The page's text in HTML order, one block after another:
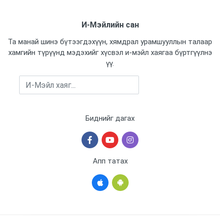
И-Мэйлийн сан
Та манай шинэ бүтээгдэхүүн, хямдрал урамшууллын талаар
хамгийн түрүүнд мэдэхийг хүсвэл и-мэйл хаягаа бүртгүүлнэ
үү.
Биднийг дагах
Апп татах